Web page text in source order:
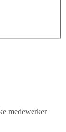
medewerker